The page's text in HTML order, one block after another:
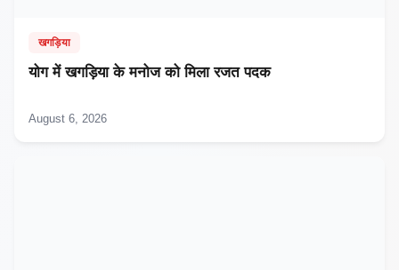
खगड़िया
​योग में खगड़िया के मनोज को मिला रजत पदक
August 6, 2026